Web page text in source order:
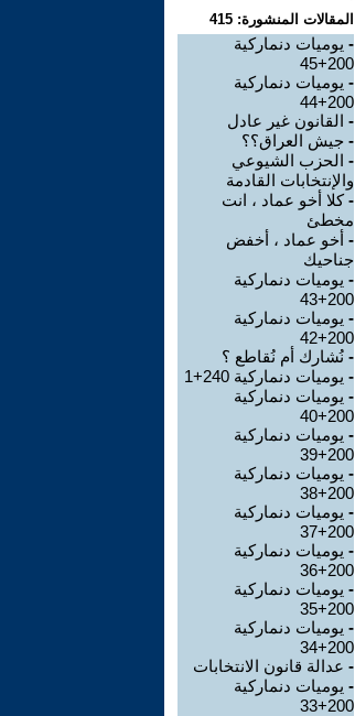
المقالات المنشورة: 415
- يوميات دنماركية
200+45
- يوميات دنماركية
200+44
- القانون غير عادل
- جيش العراق؟؟
- الحزب الشيوعي
والإنتخابات القادمة
-كلا أخو عماد ، انت
مخطئ
- أخو عماد ، أخفض
جناحيك
- يوميات دنماركية
200+43
- يوميات دنماركية
200+42
- نُشارك أم نُقاطع ؟
- يوميات دنماركية 240+1
- يوميات دنماركية
200+40
- يوميات دنماركية
200+39
- يوميات دنماركية
200+38
- يوميات دنماركية
200+37
- يوميات دنماركية
200+36
- يوميات دنماركية
200+35
- يوميات دنماركية
200+34
- عدالة قانون الانتخابات
- يوميات دنماركية
200+33